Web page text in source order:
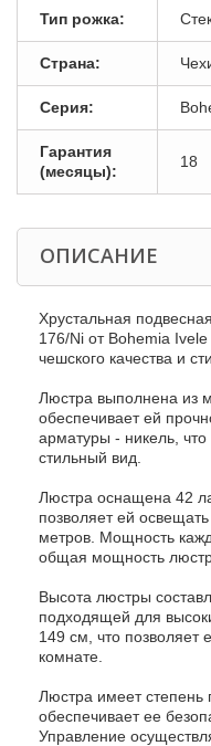
Тип рожка:
Страна:
Серия:
Гарантия
(месяцы):
18
ОПИСАНИЕ
Хрустальная
176/Ni от Bohemia
чешского качества и
Люстра выполнена из
обеспечивает ей
арматуры - никель,
стильный вид.
Люстра оснащена 42
позволяет ей
метров. Мощность
общая мощность
Высота люстры
подходящей для
149 см, что позволяет
комнате.
Люстра имеет степень
обеспечивает ее
Управление